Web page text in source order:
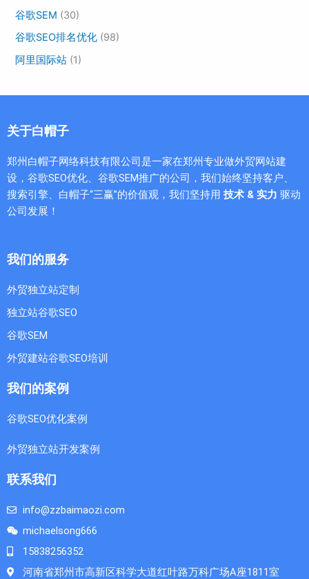
谷歌SEM (30)
谷歌SEO排名优化 (98)
阿里国际站 (1)
关于白帽子
郑州白帽子网络科技有限公司是一家在郑州专业做外贸网站建
设，谷歌SEO优化、谷歌SEM推广的公司，我们始终坚持客户、
搜索引擎、白帽子“三赢”的价值观，我们坚持用 技术 & 实力 驱动
公司发展！
我们的服务
外贸独立站定制
独立站谷歌SEO
谷歌SEM
外贸建站谷歌SEO培训
我们的案例
谷歌SEO优化案例
外贸独立站开发案例
联系我们
info@zzbaimaozi.com
michaelsong666
15838256352
河南省郑州市高新区科学大道红叶路万科广场A座1811室